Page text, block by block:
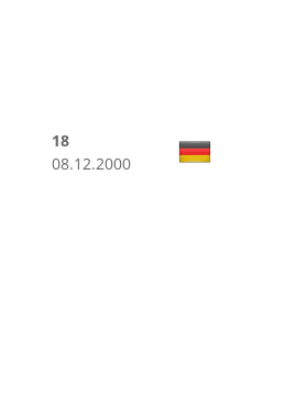
18
08.12.2000